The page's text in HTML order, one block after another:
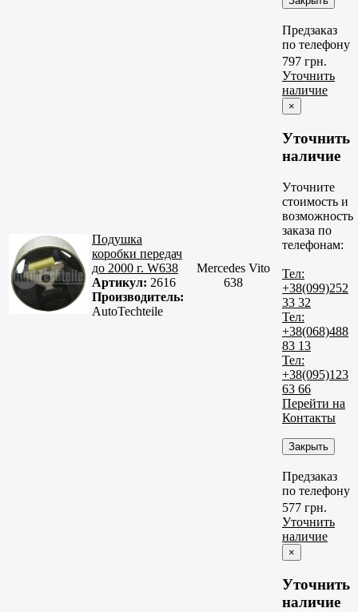
Предзаказ
по телефону
Подушка
коробки передач
до 2000 г. W638
Артикул: 2616
Производитель:
AutoTechteile
Mercedes Vito
638
797 грн.
Уточнить
наличие
×
Уточнить
наличие
Уточните
стоимость и
возможность
заказа по
телефонам:
Тел:
+38(099)252
33 32
Тел:
+38(068)488
83 13
Тел:
+38(095)123
63 66
Перейти на
Контакты
Закрыть
Предзаказ
по телефону
577 грн.
Уточнить
наличие
×
Уточнить
наличие